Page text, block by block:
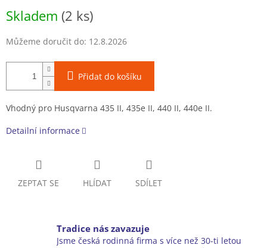
cena:
Skladem (2 ks)
Můžeme doručit do: 12.8.2026
Přidat do košíku
Vhodný pro Husqvarna 435 II, 435e II, 440 II, 440e II.
Detailní informace
ZEPTAT SE HLÍDAT SDÍLET
Tradice nás zavazuje
Jsme česká rodinná firma s více než 30-ti letou